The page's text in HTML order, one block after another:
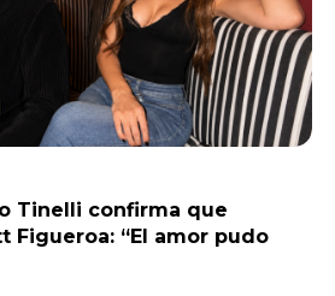
Tinelli confirma que
Figueroa: “El amor pudo